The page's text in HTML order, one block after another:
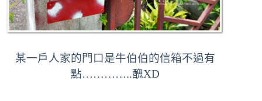
某一戶人家的門口是牛伯伯的信箱不過有
點…………..醜XD